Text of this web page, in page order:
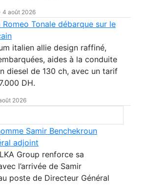
4 août 2026
Tonale débarque sur le
italien allie design raffiné,
aides à la conduite
diesel de 130 ch, avec un tarif
DH.
2026
Samir Benchekroun
adjoint
Group renforce sa
l’arrivée de Samir
poste de Directeur Général